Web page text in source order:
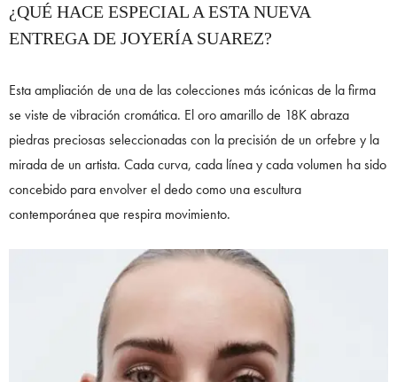
¿QUÉ HACE ESPECIAL A ESTA NUEVA
ENTREGA DE JOYERÍA SUAREZ?
Esta ampliación de una de las colecciones más icónicas de la firma
se viste de vibración cromática. El oro amarillo de 18K abraza
piedras preciosas seleccionadas con la precisión de un orfebre y la
mirada de un artista. Cada curva, cada línea y cada volumen ha sido
concebido para envolver el dedo como una escultura
contemporánea que respira movimiento.